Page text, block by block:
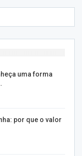
uma forma
por que o valor